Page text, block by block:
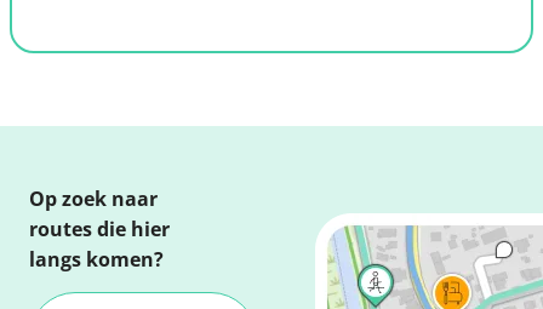
Op zoek naar
routes die hier
langs komen?